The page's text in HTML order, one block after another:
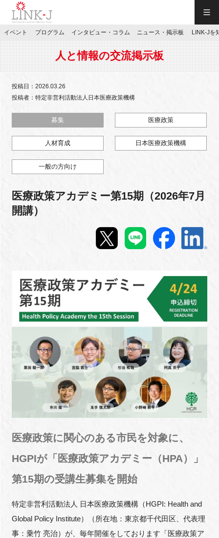
JP／EN
特別会員専用メニュー
施設ご予約
マイページ
プログラム
インタビュー・コラム
ニュース・掲示板
LINK-Jを知る
施設・アクセス
イベントお知らせメール登録
イベント プログラム インタビュー・コラム ニュース・掲示板 LINK-Jを
人と情報の交流掲示板
投稿日：2026.03.26
投稿者：特定非営利活動法人日本医療政策機構
募集 医療政策
人材育成 日本医療政策機構
一般の方向け
医療政策アカデミー第15期（2026年7月
開講）
医療政策に関心のある市民を対象に、
HGPIが「医療政策アカデミー（HPA）」
第15期の受講生募集を開始
特定非営利活動法人 日本医療政策機構（HGPI: Health and
Global Policy Institute）（所在地：東京都千代田区、代表理
事：乗竹 亮治）が、毎年開催をしております「医療政策ア